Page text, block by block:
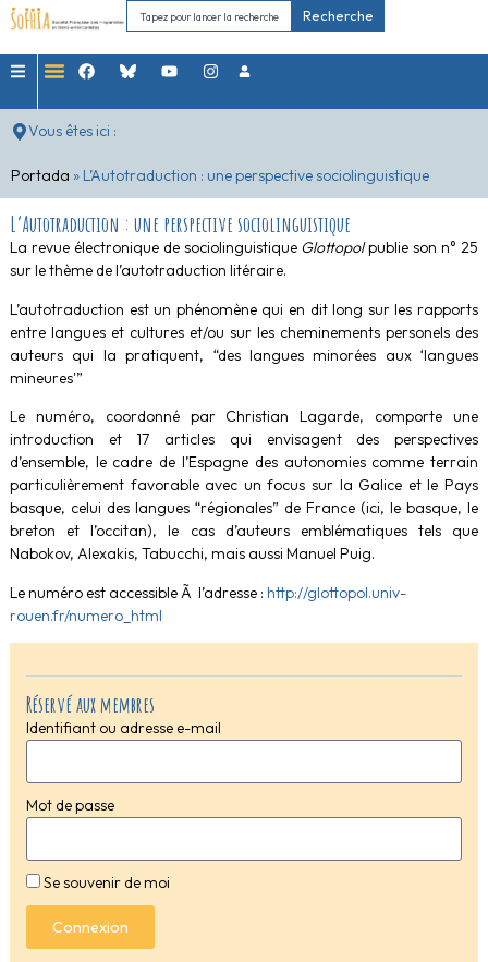
Recherche
Vous êtes ici :
Portada » L’Autotraduction : une perspective sociolinguistique
Réservé aux membres
Identifiant ou adresse e-mail
Mot de passe
Se souvenir de moi
Connexion
L’Autotraduction : une perspective sociolinguistique
La revue électronique de sociolinguistique Glottopolpublie son n° 25
sur le thème de l’autotraduction litéraire.
L’autotraduction est un phénomène qui en dit long sur les rapports
entre langues et cultures et/ou sur les cheminements personels des
auteurs qui la pratiquent, “des langues minorées aux ‘langues
mineures'”
Le numéro, coordonné par Christian Lagarde, comporte une
introduction et 17 articles qui envisagent des perspectives
d’ensemble, le cadre de l’Espagne des autonomies comme terrain
particulièrement favorable avec un focus sur la Galice et le Pays
basque, celui des langues “régionales” de France (ici, le basque, le
breton et l’occitan), le cas d’auteurs emblématiques tels que
Nabokov, Alexakis, Tabucchi, mais aussi Manuel Puig.
Le numéro est accessible Ã l’adresse : http://glottopol.univ-
rouen.fr/numero_html